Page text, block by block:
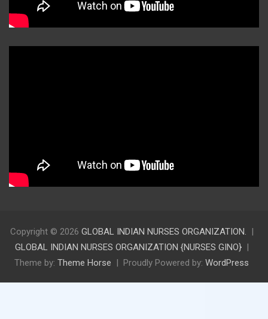
Copyright © 2026 GLOBAL INDIAN NURSES ORGANIZATION.
GLOBAL INDIAN NURSES ORGANIZATION {NURSES GINO}
Theme by: Theme Horse Proudly Powered by: WordPress